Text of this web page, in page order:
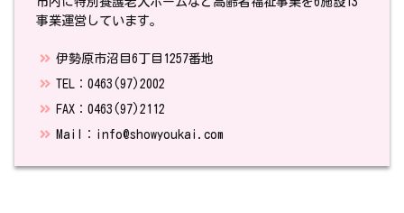
事業運営しています。
伊勢原市沼目6丁目1257番地
TEL：0463(97)2002
FAX：0463(97)2112
Mail：info@showyoukai.com